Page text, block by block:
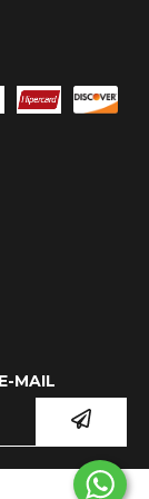
MAIL